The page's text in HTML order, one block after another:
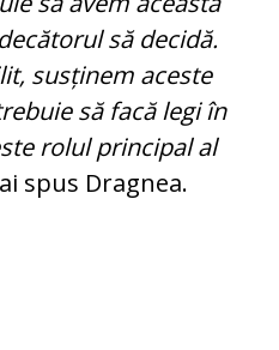
să decidă.
susținem aceste
să facă legi în
rolul principal al
spus Dragnea.